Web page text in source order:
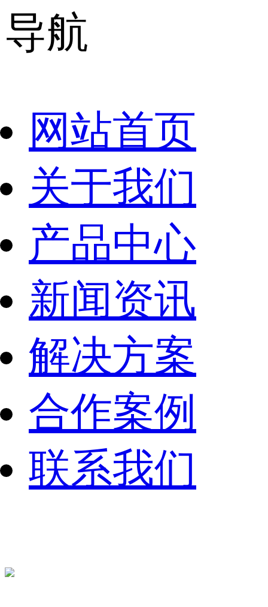
导航
网站首页
关于我们
产品中心
新闻资讯
解决方案
合作案例
联系我们